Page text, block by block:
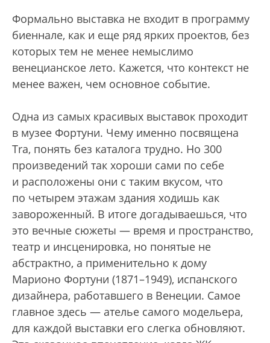
Формально выставка не входит в программу
биеннале, как и еще ряд ярких проектов, без
которых тем не менее немыслимо
венецианское лето. Кажется, что контекст не
менее важен, чем основное событие.
Одна из самых красивых выставок проходит
в музее Фортуни. Чему именно посвящена
Tra, понять без каталога трудно. Но 300
произведений так хороши сами по себе
и расположены они с таким вкусом, что
по четырем этажам здания ходишь как
завороженный. В итоге догадываешься, что
это вечные сюжеты — время и пространство,
театр и инсценировка, но понятые не
абстрактно, а применительно к дому
Марионо Фортуни (1871–1949), испанского
дизайнера, работавшего в Венеции. Самое
главное здесь — ателье самого модельера,
для каждой выставки его слегка обновляют.